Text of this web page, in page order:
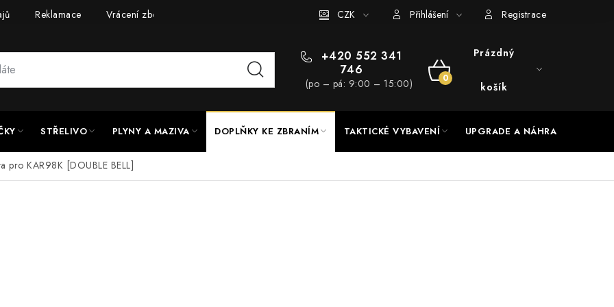
Reklamace Vrácení zboží UPGRADE a servis Hodnocení obchodu
CZK Přihlášení Registrace
+420 552 341
746
(po – pá: 9:00 – 15:00)
NÁKUPNÍ
Prázdný
košík
STŘELIVO PLYNY A MAZIVA DOPLŇKY KE ZBRANÍM TAKTICKÉ VYBAVENÍ UPGRADE A NÁHRADNÍ DÍLY
pro KAR98K [DOUBLE BELL]